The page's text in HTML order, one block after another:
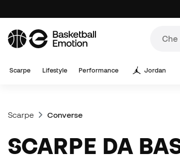
Scarpe Lifestyle Performance Jordan
Scarpe Converse
SCARPE DA